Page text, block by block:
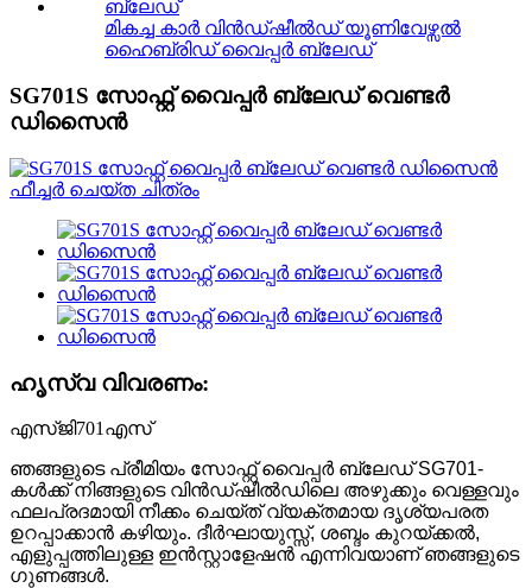
മികച്ച കാർ വിൻഡ്ഷീൽഡ് യൂണിവേഴ്സൽ
ഹൈബ്രിഡ് വൈപ്പർ ബ്ലേഡ്
SG701S സോഫ്റ്റ് വൈപ്പർ ബ്ലേഡ് വെണ്ടർ
ഡിസൈൻ
ഹൃസ്വ വിവരണം:
എസ്ജി701എസ്
ഞങ്ങളുടെ പ്രീമിയം സോഫ്റ്റ് വൈപ്പർ ബ്ലേഡ് SG701-
കൾക്ക് നിങ്ങളുടെ വിൻഡ്‌ഷീൽഡിലെ അഴുക്കും വെള്ളവും
ഫലപ്രദമായി നീക്കം ചെയ്ത് വ്യക്തമായ ദൃശ്യപരത
ഉറപ്പാക്കാൻ കഴിയും. ദീർഘായുസ്സ്, ശബ്ദം കുറയ്ക്കൽ,
എളുപ്പത്തിലുള്ള ഇൻസ്റ്റാളേഷൻ എന്നിവയാണ് ഞങ്ങളുടെ
ഗുണങ്ങൾ.